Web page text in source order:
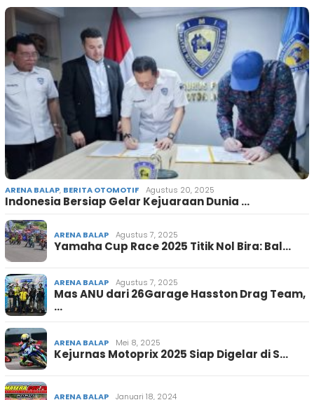
ARENA BALAP, BERITA OTOMOTIF Agustus 20, 2025
Indonesia Bersiap Gelar Kejuaraan Dunia …
ARENA BALAP Agustus 7, 2025
Yamaha Cup Race 2025 Titik Nol Bira: Bal…
ARENA BALAP Agustus 7, 2025
Mas ANU dari 26Garage Hasston Drag Team,
…
ARENA BALAP Mei 8, 2025
Kejurnas Motoprix 2025 Siap Digelar di S…
ARENA BALAP Januari 18, 2024